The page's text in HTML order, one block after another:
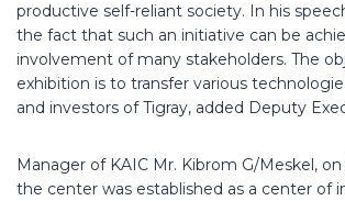
productive self-reliant society. In his
the fact that such an initiative can be
involvement of many stakeholders. The
exhibition is to transfer various
and investors of Tigray, added Deputy
Manager of KAIC Mr. Kibrom G/Meskel,
the center was established as a center of